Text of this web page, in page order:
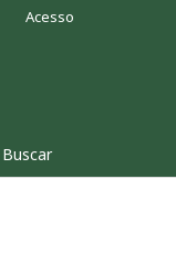
Buscar
Acesso